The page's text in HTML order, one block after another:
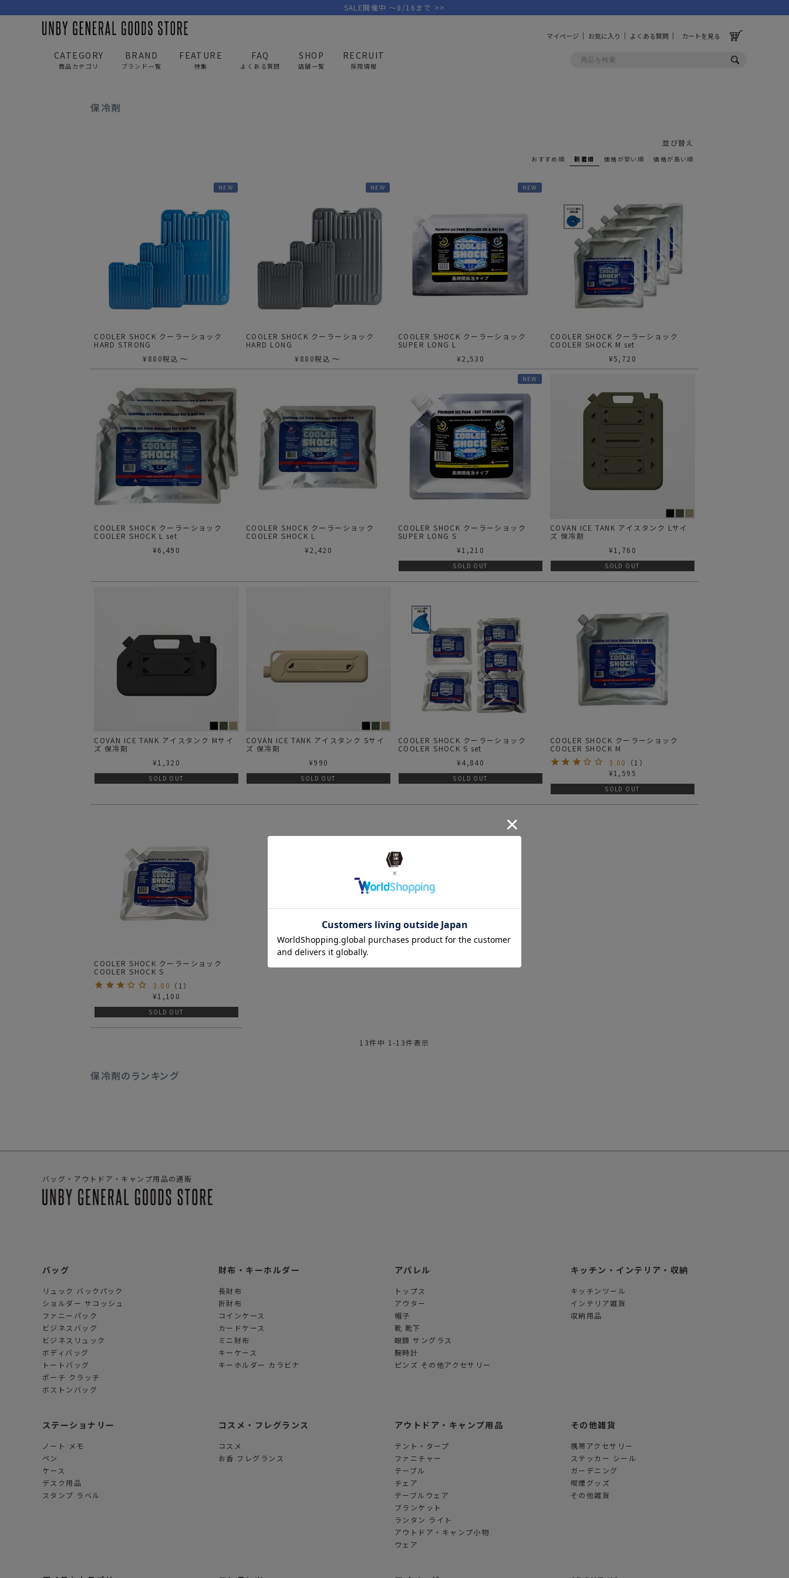
CATEGORY
商品カテゴリ
アウター
パンツ
シューズ/靴下
サングラス/メガネ
ファニチャー
ランタン/ライト
焚き火/ストーブ
フィールドギア
コンテナ/収納
その他
バッグ/ポーチ
クラブケース
ウェア/アパレル
その他グッズ
キッチンツール
インテリア
収納
ステーショナリー
コスメ/フレグランス
ステッカー
その他/ホビー
BRAND
ブランド一覧
UNBY ORIGINAL
その他の取扱ブランド一覧はこちら
FEATURE
特集
FAQ
よくある質問
SHOP
店舗一覧
RECRUIT
採用情報
マイページ お気に入り よくある質問 カートを見る
SALE開催中 ～8/16まで >>
保冷剤
並び替え
おすすめ順 新着順 価格が安い順 価格が高い順
NEW
COOLER SHOCK クーラーショック
HARD STRONG
¥ 880税込 〜
NEW
COOLER SHOCK クーラーショック
HARD LONG
¥ 880税込 〜
NEW
COOLER SHOCK クーラーショック
SUPER LONG L
¥2,530
COOLER SHOCK クーラーショック
COOLER SHOCK M set
¥5,720
COOLER SHOCK クーラーショック
COOLER SHOCK L set
¥6,490
COOLER SHOCK クーラーショック
COOLER SHOCK L
¥2,420
NEW
COOLER SHOCK クーラーショック
SUPER LONG S
¥1,210
SOLD OUT
COVAN ICE TANK アイスタンク Lサイ
ズ 保冷剤
¥1,760
SOLD OUT
COVAN ICE TANK アイスタンク Mサイ
ズ 保冷剤
¥1,320
SOLD OUT
COVAN ICE TANK アイスタンク Sサイ
ズ 保冷剤
¥990
SOLD OUT
COOLER SHOCK クーラーショック
COOLER SHOCK S set
¥4,840
SOLD OUT
COOLER SHOCK クーラーショック
COOLER SHOCK M
3.00
（1 ）
¥1,595
SOLD OUT
COOLER SHOCK クーラーショック
COOLER SHOCK S
3.00 （ 1 ）
¥1,100
SOLD OUT
13件中 1 -13件表示
保冷剤のランキング
バッグ・アウトドア・キャンプ用品の通販
バッグ
リュック バックパック
ショルダー サコッシュ
ファニーパック
ビジネスバッグ
ビジネスリュック
ボディバッグ
トートバッグ
ポーチ クラッチ
ボストンバッグ
財布・キーホルダー
長財布
折財布
コインケース
カードケース
ミニ財布
キーケース
キーホルダー カラビナ
アパレル
トップス
アウター
帽子
靴 靴下
眼鏡 サングラス
腕時計
ピンズ その他アクセサリー
キッチン・インテリア・収納
キッチンツール
インテリア雑貨
収納用品
ステーショナリー
ノート メモ
ペン
ケース
デスク用品
スタンプ ラベル
コスメ・フレグランス
コスメ
お香 フレグランス
アウトドア・キャンプ用品
テント・タープ
ファニチャー
テーブル
チェア
テーブルウェア
ブランケット
ランタン ライト
アウトドア・キャンプ小物
ウェア
その他雑貨
携帯アクセサリー
ステッカー シール
ガーデニング
喫煙グッズ
その他雑貨